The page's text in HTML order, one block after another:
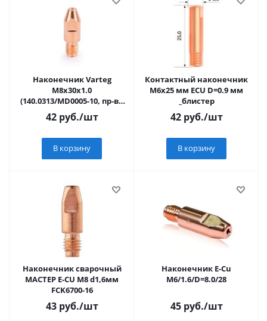
Наконечник Varteg
M8х30х1.0
(140.0313/MD0005-10, пр-во
FoxWeld/КНР)
42руб./шт
В корзину
Контактный наконечник
M6х25 мм ECU D=0.9 мм
_блистер
42руб./шт
В корзину
Наконечник сварочный
МАСТЕР E-CU М8 d1,6мм
FCK6700-16
43руб./шт
Наконечник E-Cu
M6/1.6/D=8.0/28
45руб./шт